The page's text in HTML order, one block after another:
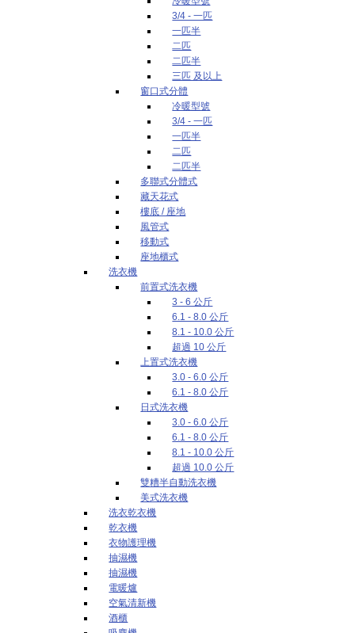
3/4 - 一匹
一匹半
二匹
二匹半
三匹 及以上
窗口式分體
冷暖型號
3/4 - 一匹
一匹半
二匹
二匹半
多聯式分體式
藏天花式
樓底 / 座地
風管式
移動式
座地櫃式
洗衣機
前置式洗衣機
3 - 6 公斤
6.1 - 8.0 公斤
8.1 - 10.0 公斤
超過 10 公斤
上置式洗衣機
3.0 - 6.0 公斤
6.1 - 8.0 公斤
日式洗衣機
3.0 - 6.0 公斤
6.1 - 8.0 公斤
8.1 - 10.0 公斤
超過 10.0 公斤
雙糟半自動洗衣機
美式洗衣機
洗衣乾衣機
乾衣機
衣物護理機
抽濕機
抽濕機
電暖爐
空氣清新機
酒櫃